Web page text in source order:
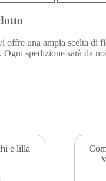
offre una ampia scelta di
Ogni spedizione sarà da
e lilla